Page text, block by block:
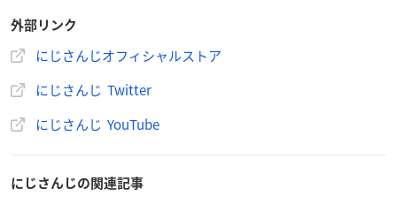
外部リンク
にじさんじオフィシャルストア
にじさんじ Twitter
にじさんじ YouTube
にじさんじの関連記事